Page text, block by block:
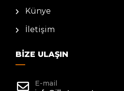
Künye
İletişim
BIZE ULAŞIN
E-mail